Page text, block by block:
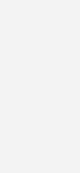
Mit
wichtiger, um
Schritt für
DIN EN ISO